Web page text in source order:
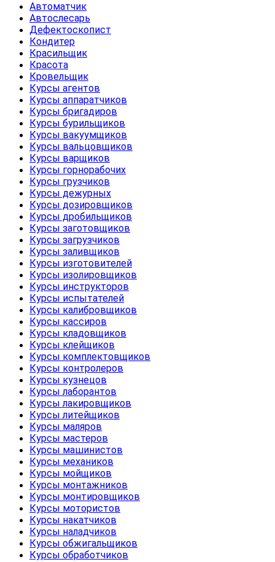
Автоматчик
Автослесарь
Дефектоскопист
Кондитер
Красильщик
Красота
Кровельщик
Курсы агентов
Курсы аппаратчиков
Курсы бригадиров
Курсы бурильщиков
Курсы вакуумщиков
Курсы вальцовщиков
Курсы варщиков
Курсы горнорабочих
Курсы грузчиков
Курсы дежурных
Курсы дозировщиков
Курсы дробильщиков
Курсы заготовщиков
Курсы загрузчиков
Курсы заливщиков
Курсы изготовителей
Курсы изолировщиков
Курсы инструкторов
Курсы испытателей
Курсы калибровщиков
Курсы кассиров
Курсы кладовщиков
Курсы клейщиков
Курсы комплектовщиков
Курсы контролеров
Курсы кузнецов
Курсы лаборантов
Курсы лакировщиков
Курсы литейщиков
Курсы маляров
Курсы мастеров
Курсы машинистов
Курсы механиков
Курсы мойщиков
Курсы монтажников
Курсы монтировщиков
Курсы мотористов
Курсы накатчиков
Курсы наладчиков
Курсы обжигальщиков
Курсы обработчиков